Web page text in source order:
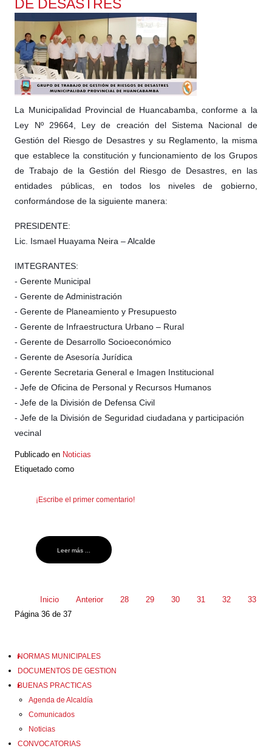
DE DESASTRES
La Municipalidad Provincial de Huancabamba, conforme a la
Ley Nº 29664, Ley de creación del Sistema Nacional de
Gestión del Riesgo de Desastres y su Reglamento, la misma
que establece la constitución y funcionamiento de los Grupos
de Trabajo de la Gestión del Riesgo de Desastres, en las
entidades públicas, en todos los niveles de gobierno,
conformándose de la siguiente manera:
PRESIDENTE:
Lic. Ismael Huayama Neira – Alcalde
IMTEGRANTES:
- Gerente Municipal
- Gerente de Administración
- Gerente de Planeamiento y Presupuesto
- Gerente de Infraestructura Urbano – Rural
- Gerente de Desarrollo Socioeconómico
- Gerente de Asesoría Jurídica
- Gerente Secretaria General e Imagen Institucional
- Jefe de Oficina de Personal y Recursos Humanos
- Jefe de la División de Defensa Civil
- Jefe de la División de Seguridad ciudadana y participación
vecinal
Publicado en Noticias
Etiquetado como
¡Escribe el primer comentario!
Leer más ...
Inicio Anterior 28 29 30 31 32
33
Página 36 de 37
NORMAS MUNICIPALES
DOCUMENTOS DE GESTION
BUENAS PRACTICAS
Agenda de Alcaldía
Comunicados
Noticias
CONVOCATORIAS